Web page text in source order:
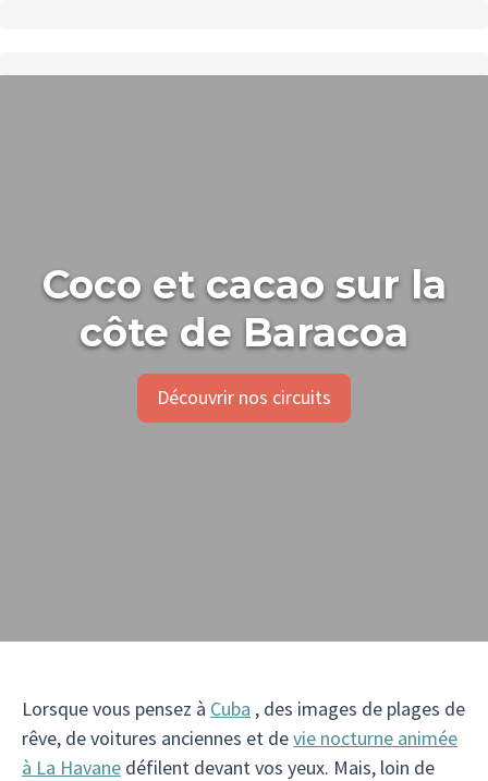
Coco et cacao sur la
côte de Baracoa
Découvrir nos circuits
Lorsque vous pensez à Cuba , des images de plages de
rêve, de voitures anciennes et devie nocturne animée
à La Havane défilent devant vos yeux. Mais, loin de